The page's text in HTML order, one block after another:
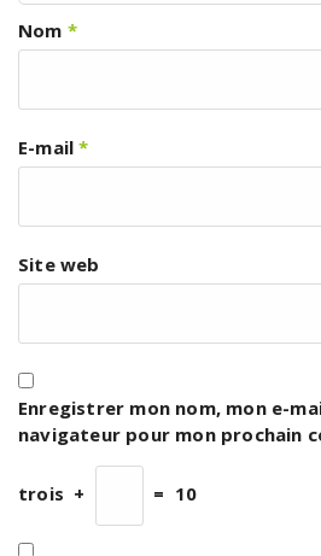
Nom *
E-mail*
Site web
Enregistrer mon nom, mon e-
navigateur pour mon prochain
trois + = 10